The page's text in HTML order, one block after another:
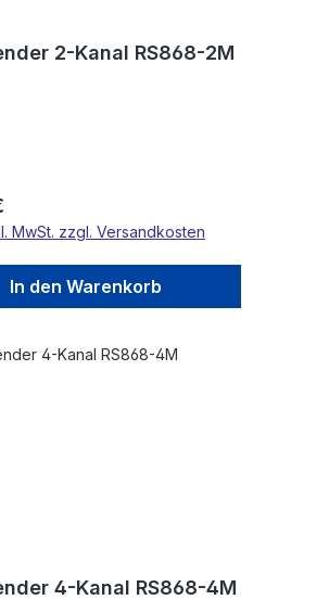
2-Kanal RS868-2M
Preis:
MwSt. zzgl. Versandkosten
In den Warenkorb
4-Kanal RS868-4M